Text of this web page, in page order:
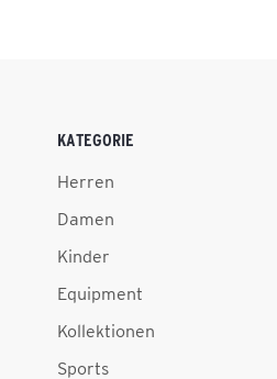
KATEGORIE
Herren
Damen
Kinder
Equipment
Kollektionen
Sports